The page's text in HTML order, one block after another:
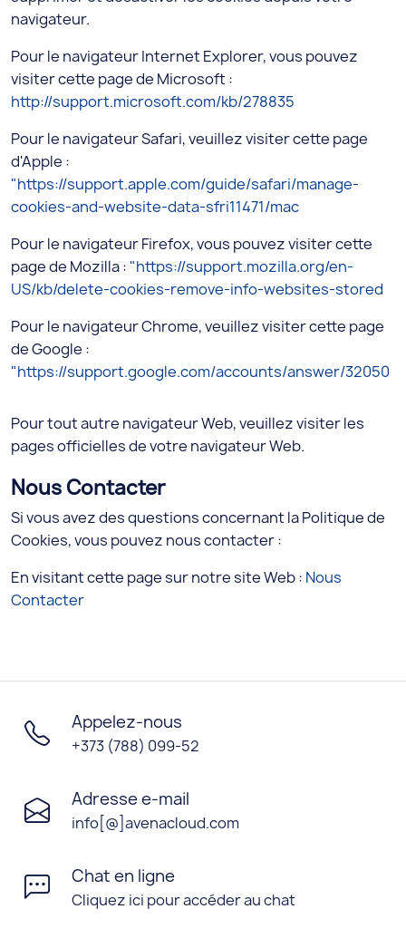
navigateur.
Pour le navigateur Internet Explorer, vous pouvez
visiter cette page de Microsoft :
http://support.microsoft.com/kb/278835
Pour le navigateur Safari, veuillez visiter cette page
d'Apple :
"https://support.apple.com/guide/safari/manage-
cookies-and-website-data-sfri11471/mac
Pour le navigateur Firefox, vous pouvez visiter cette
page de Mozilla : "https://support.mozilla.org/en-
US/kb/delete-cookies-remove-info-websites-stored
Pour le navigateur Chrome, veuillez visiter cette page
de Google :
"https://support.google.com/accounts/answer/32050
Pour tout autre navigateur Web, veuillez visiter les
pages officielles de votre navigateur Web.
Nous Contacter
Si vous avez des questions concernant la Politique de
Cookies, vous pouvez nous contacter :
En visitant cette page sur notre site Web : Nous
Contacter
Appelez-nous
+373 (788) 099-52
Adresse e-mail
info[@]avenacloud.com
Chat en ligne
Cliquez ici pour accéder au chat